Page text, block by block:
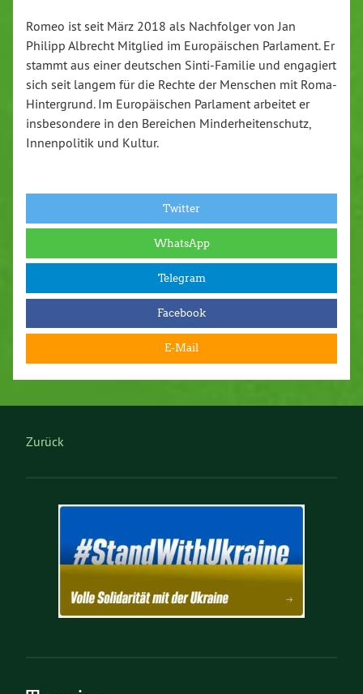
Romeo ist seit März 2018 als Nachfolger von Jan
Philipp Albrecht Mitglied im Europäischen Parlament. Er
stammt aus einer deutschen Sinti-Familie und engagiert
sich seit langem für die Rechte der Menschen mit Roma-
Hintergrund. Im Europäischen Parlament arbeitet er
insbesondere in den Bereichen Minderheitenschutz,
Innenpolitik und Kultur.
Twitter
WhatsApp
Telegram
Facebook
E-Mail
Zurück